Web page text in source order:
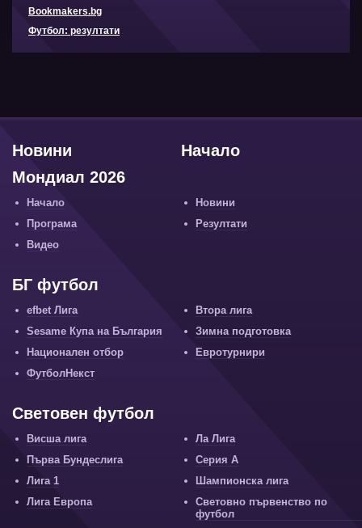
Bookmakers.bg
Футбол: резултати
Начало
Новини
Мондиал 2026
Начало
Новини
Програма
Резултати
Видео
БГ футбол
efbet Лига
Втора лига
Sesame Купа на България
Зимна подготовка
Национален отбор
Евротурнири
ФутболНекст
Световен футбол
Висша лига
Ла Лига
Първа Бундеслига
Серия А
Лига 1
Шампионска лига
Лига Европа
Световно първенство по
футбол